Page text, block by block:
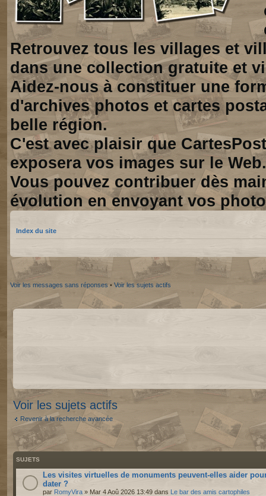
Retrouvez tous les villages et
dans une collection gratuite et
Aidez-nous à constituer une
d'archives photos et cartes
belle région.
C'est avec plaisir que
exposera vos images sur le Web.
Vous pouvez contribuer dès
évolution en envoyant vos
Index du site
Voir les messages sans réponses • Voir les sujets actifs
Voir les sujets actifs
Revenir à la recherche avancée
SUJETS
Les visites virtuelles de monuments peuvent-elles aider
dater ?
par RomyVira » Mar 4 Aoû 2026 13:49 dans Le bar des amis cartophiles